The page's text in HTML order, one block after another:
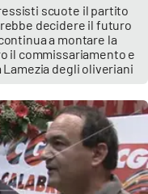
scuote il partito
decidere il futuro
a montare la
il commissariamento e
degli oliveriani